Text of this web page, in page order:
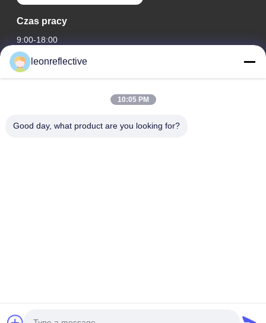
Czas pracy
9:00-18:00
Nasz adres
2 piętro, budynek D2, Huayi Science and Technology Park,
leonreflective
10:05 PM
Good day, what product are you looking for?